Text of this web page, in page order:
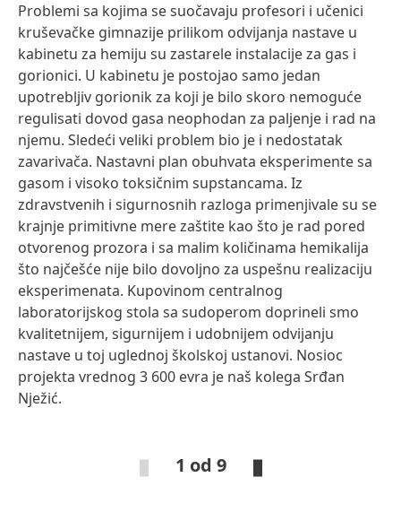
Problemi sa kojima se suočavaju profesori i učenici
kruševačke gimnazije prilikom odvijanja nastave u
kabinetu za hemiju su zastarele instalacije za gas i
gorionici. U kabinetu je postojao samo jedan
upotrebljiv gorionik za koji je bilo skoro nemoguće
regulisati dovod gasa neophodan za paljenje i rad na
njemu. Sledeći veliki problem bio je i nedostatak
zavarivača. Nastavni plan obuhvata eksperimente sa
gasom i visoko toksičnim supstancama. Iz
zdravstvenih i sigurnosnih razloga primenjivale su se
krajnje primitivne mere zaštite kao što je rad pored
otvorenog prozora i sa malim količinama hemikalija
što najčešće nije bilo dovoljno za uspešnu realizaciju
eksperimenata. Kupovinom centralnog
laboratorijskog stola sa sudoperom doprineli smo
kvalitetnijem, sigurnijem i udobnijem odvijanju
nastave u toj uglednoj školskoj ustanovi. Nosioc
projekta vrednog 3 600 evra je naš kolega Srđan
Nježić.
1 od 9